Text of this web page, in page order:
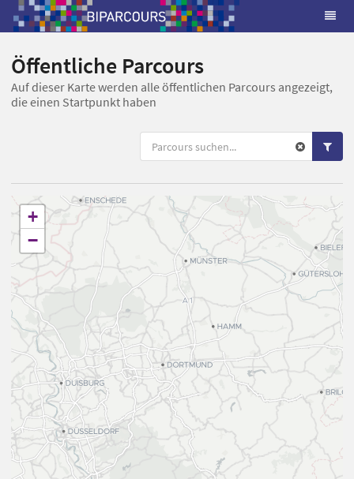
Öffentliche Parcours
Auf dieser Karte werden alle öffentlichen Parcours angezeigt,
die einen Startpunkt haben
+
−